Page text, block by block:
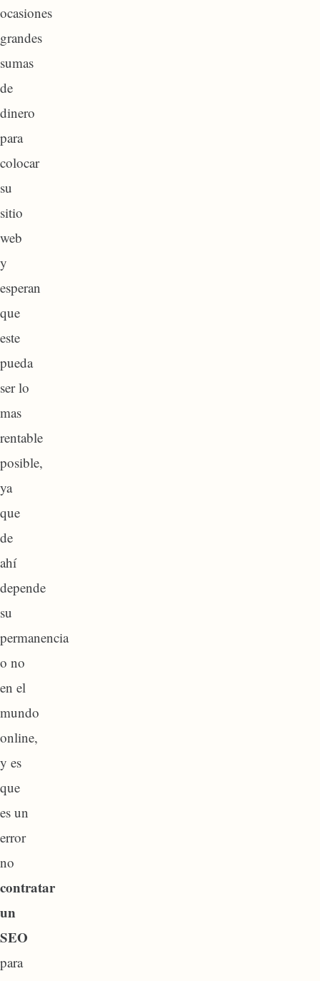
ocasiones
grandes
sumas
de
dinero
para
colocar
su
sitio
web
y
esperan
que
este
pueda
ser lo
mas
rentable
posible,
ya
que
de
ahí
depende
su
permanencia
o no
en el
mundo
online,
y es
que
es un
error
no
contratar
un
SEO
para